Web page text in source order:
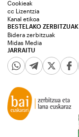
JARRAITU
Cookieak
cc Lizentzia
Kanal etikoa
BESTELAKO ZERBITZUAK
Bidera zerbitzuak
Midas Media